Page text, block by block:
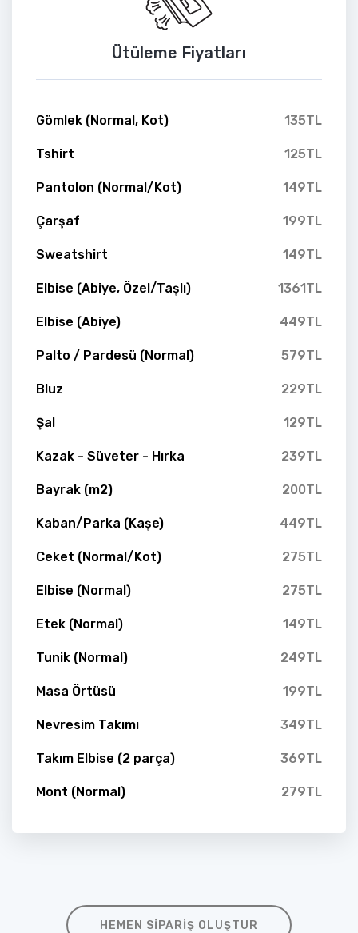
Ütüleme Fiyatları
Gömlek (Normal, Kot) 135TL
Tshirt 125TL
Pantolon (Normal/Kot) 149TL
Çarşaf 199TL
Sweatshirt 149TL
Elbise (Abiye, Özel/Taşlı) 1361TL
Elbise (Abiye) 449TL
Palto / Pardesü (Normal) 579TL
Bluz 229TL
Şal 129TL
Kazak - Süveter - Hırka 239TL
Bayrak (m2) 200TL
Kaban/Parka (Kaşe) 449TL
Ceket (Normal/Kot) 275TL
Elbise (Normal) 275TL
Etek (Normal) 149TL
Tunik (Normal) 249TL
Masa Örtüsü 199TL
Nevresim Takımı 349TL
Takım Elbise (2 parça) 369TL
Mont (Normal) 279TL
HEMEN SIPARIŞ OLUŞTUR